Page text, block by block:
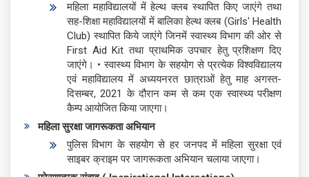
महिला महाविद्यालयों में हेल्थ क्लब स्थापित किए जाएंगे तथा
सह-शिक्षा महाविद्यालयों में बालिका हेल्थ क्लब (Girls' Health
Club) स्थापित किये जाएंगे जिनमें स्वास्थ्य विभाग की ओर से
First Aid Kit तथा प्राथमिक उपचार हेतु प्रशिक्षण दिए
जाएंगे। • स्वास्थ्य विभाग के सहयोग से प्रत्येक विश्वविद्यालय
एवं महाविद्यालय में अध्ययनरत छात्राओं हेतु माह अगस्त-
दिसम्बर, 2021 के दौरान कम से कम एक स्वास्थ्य परीक्षण
कैम्प आयोजित किया जाएगा।
महिला सुरक्षा जागरूकता अभियान
पुलिस विभाग के सहयोग से हर जनपद में महिला सुरक्षा एवं
साइबर क्राइम पर जागरूकता अभियान चलाया जाएगा।